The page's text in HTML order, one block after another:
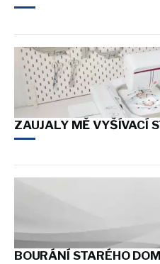
ZAUJALY MĚ VYŠÍVACÍ
BOURÁNÍ STARÉHO